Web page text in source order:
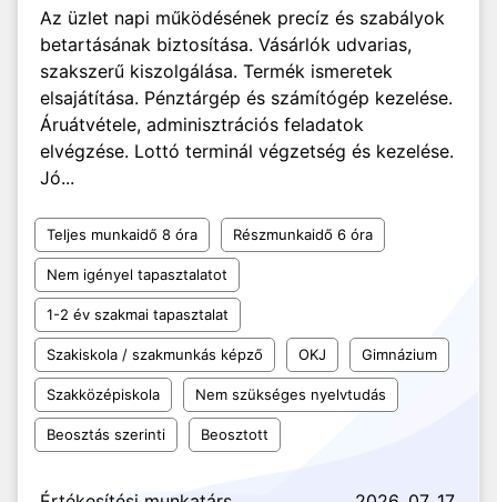
Az üzlet napi működésének precíz és szabályok
betartásának biztosítása. Vásárlók udvarias,
szakszerű kiszolgálása. Termék ismeretek
elsajátítása. Pénztárgép és számítógép kezelése.
Áruátvétele, adminisztrációs feladatok
elvégzése. Lottó terminál végzetség és kezelése.
Jó...
Teljes munkaidő 8 óra Részmunkaidő 6 óra
Nem igényel tapasztalatot
1-2 év szakmai tapasztalat
Szakiskola / szakmunkás képző OKJ Gimnázium
Szakközépiskola Nem szükséges nyelvtudás
Beosztás szerinti Beosztott